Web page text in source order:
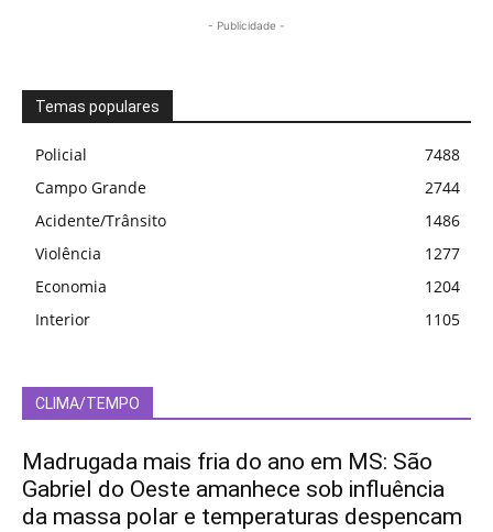
- Publicidade -
Temas populares
Policial
7488
Campo Grande
2744
Acidente/Trânsito
1486
Violência
1277
Economia
1204
Interior
1105
CLIMA/TEMPO
Madrugada mais fria do ano em MS: São
Gabriel do Oeste amanhece sob influência
da massa polar e temperaturas despencam